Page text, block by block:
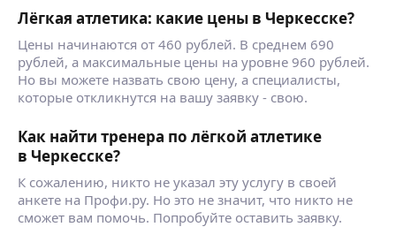
Лёгкая атлетика: какие цены в Черкесске?
Цены начинаются от 460 рублей. В среднем 690
рублей, а максимальные цены на уровне 960 рублей.
Но вы можете назвать свою цену, а специалисты,
которые откликнутся на вашу заявку - свою.
Как найти тренера по лёгкой атлетике
в Черкесске?
К сожалению, никто не указал эту услугу в своей
анкете на Профи.ру. Но это не значит, что никто не
сможет вам помочь. Попробуйте оставить заявку.